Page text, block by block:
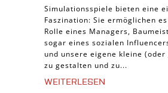
Simulationsspiele bieten eine
Faszination: Sie ermöglichen
Rolle eines Managers,
sogar eines sozialen
und unsere eigene kleine (oder
zu gestalten und zu...
WEITERLESEN